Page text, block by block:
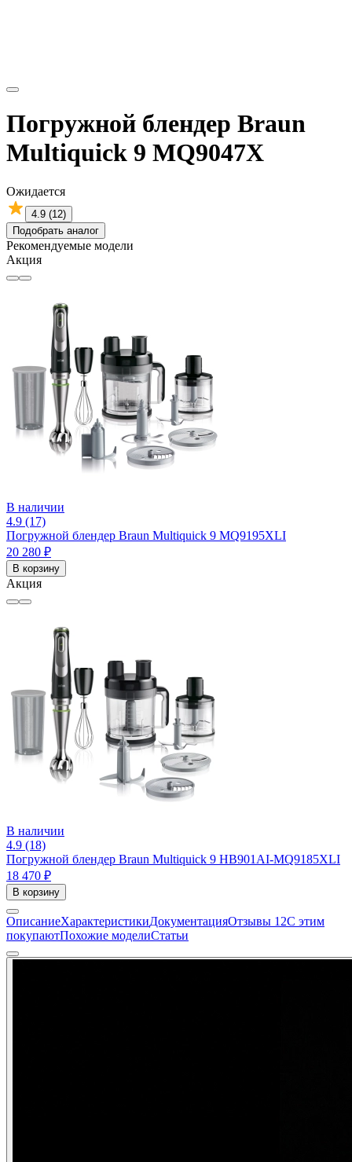
Погружной блендер Braun
Multiquick 9 MQ9047X
Ожидается
4.9 (12)
Подобрать аналог
Рекомендуемые модели
Акция
В наличии
4.9 (17)
Погружной блендер Braun Multiquick 9 MQ9195XLI
20 280 ₽
В корзину
Акция
В наличии
4.9 (18)
Погружной блендер Braun Multiquick 9 HB901AI-MQ9185XLI
18 470 ₽
В корзину
ОписаниеХарактеристикиДокументацияОтзывы 12С этим
покупаютПохожие моделиСтатьи